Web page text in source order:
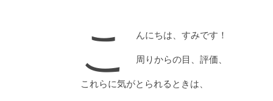
こ
んにちは、すみです！
周りからの目、評価、
これらに気がとられるときは、